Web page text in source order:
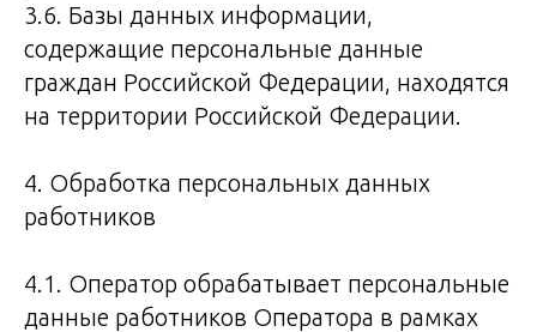
3.6. Базы данных информации,
содержащие персональные данные
граждан Российской Федерации, находятся
на территории Российской Федерации.
4. Обработка персональных данных
работников
4.1. Оператор обрабатывает персональные
данные работников Оператора в рамках